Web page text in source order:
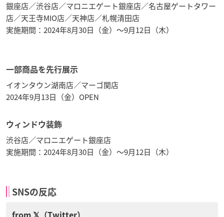
銀座店／渋谷店／マロニエゲート銀座店／名古屋ゲートタワー
店／天王寺MIO店／天神店／札幌清田店
実施期間：2024年8月30日（金）〜9月12日（木）
一部商品を先行展示
イオンタウン湖南店／マーゴ関店
2024年9月13日（金）OPEN
ウィンドウ装飾
渋谷店／マロニエゲート銀座店
実施期間：2024年8月30日（金）〜9月12日（木）
SNSの反応